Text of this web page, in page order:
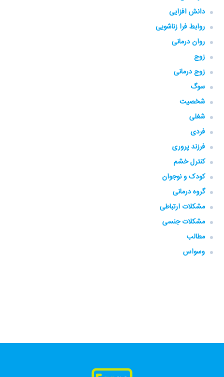
دانش افزایی
روابط فرا زناشویی
روان درمانی
زوج
زوج درمانی
سوگ
شخصیت
شغلی
فردی
فرزند پروری
کنترل خشم
کودک و نوجوان
گروه‌ درمانی
مشکلات ارتباطی
مشکلات جنسی
مطالب
وسواس